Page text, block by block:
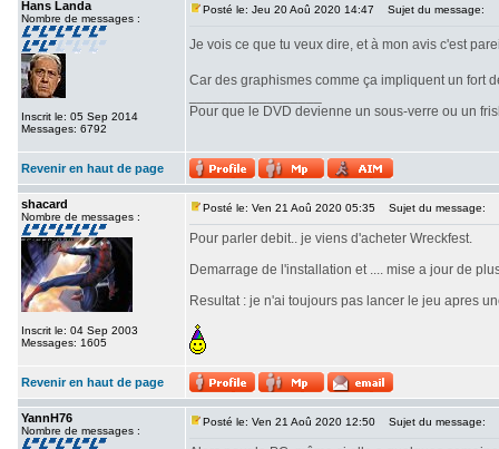
Hans Landa
Nombre de messages :
Inscrit le: 05 Sep 2014
Messages: 6792
Posté le: Jeu 20 Aoû 2020 14:47 Sujet du message:
Je vois ce que tu veux dire, et à mon avis c'est
Car des graphismes comme ça impliquent un fort
Pour que le DVD devienne un sous-verre ou un
Revenir en haut de page
shacard
Nombre de messages :
Inscrit le: 04 Sep 2003
Messages: 1605
Posté le: Ven 21 Aoû 2020 05:35 Sujet du message:
Pour parler debit.. je viens d'acheter Wreckfest.
Demarrage de l'installation et .... mise a jour de
Resultat : je n'ai toujours pas lancer le jeu apres
Revenir en haut de page
YannH76
Nombre de messages :
Posté le: Ven 21 Aoû 2020 12:50 Sujet du message: